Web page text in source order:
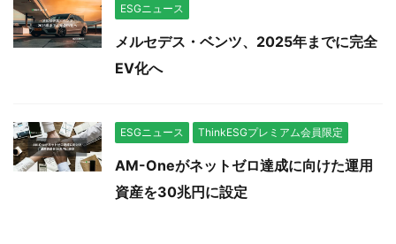
ESGニュース
メルセデス・ベンツ、2025年までに完全
EV化へ
ESGニュース ThinkESGプレミアム会員限定
AM-Oneがネットゼロ達成に向けた運用
資産を30兆円に設定